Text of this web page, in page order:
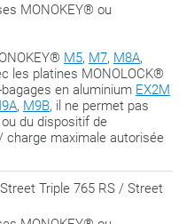
MONOKEY® ou
M5, M7, M8A,
les platines MONOLOCK®
en aluminium EX2M
, M9B, il ne permet pas
du dispositif de
maximale autorisée
Triple 765 RS / Street